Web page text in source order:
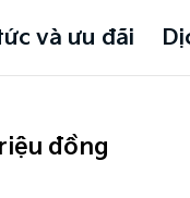
và ưu đãi
đồng